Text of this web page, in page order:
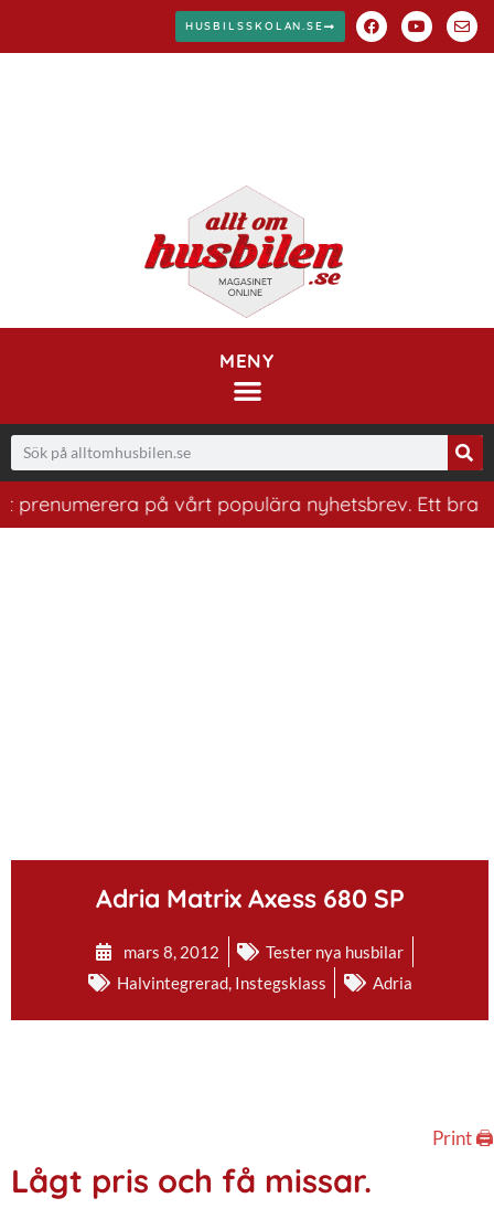
HUSBILSSKOLAN.SE
MENY
på vårt populära nyhetsbrev. Ett bra sätt
Adria Matrix Axess 680 SP
mars 8, 2012
Tester nya husbilar
Halvintegrerad, Instegsklass Adria
Print 🖨
Lågt pris och få missar.